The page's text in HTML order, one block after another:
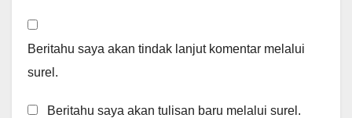
Beritahu saya akan tindak lanjut komentar melalui
surel.
Beritahu saya akan tulisan baru melalui surel.